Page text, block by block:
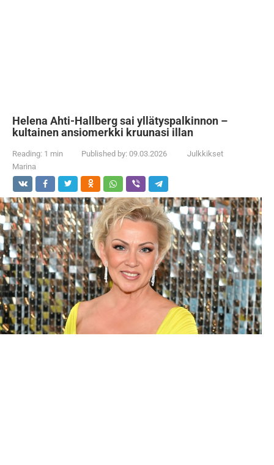
Helena Ahti-Hallberg sai yllätyspalkinnon –
kultainen ansiomerkki kruunasi illan
Reading: 1 min Published by: 09.03.2026
Julkkikset
Marina